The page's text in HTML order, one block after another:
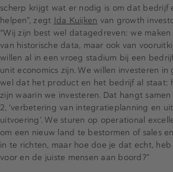
scherp krijgt wat er nodig is om dat bedrijf
helpen”, zegt Ida Kuijken van growth
“Wij zijn best wel datagedreven: we
van historische data, maar ook van
willen al in een vroeg stadium bij een
unit economics zijn. We willen investeren in
wel dat het product en het bedrijf al staat:
zijn waarin we investeren. Dat hangt
2, ‘verbetering van integratieplanning en
uitvoering’. We sturen op operational
om een nieuw land te bestormen of sales
in te richten, maar hoe doe je dat echt,
voor en de juiste mensen aan boord?”